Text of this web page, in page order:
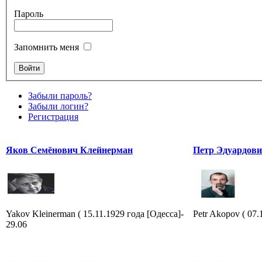
Пароль
Запомнить меня
Забыли пароль?
Забыли логин?
Регистрация
Яков Семёнович Клейнерман
Yakov Kleinerman ( 15.11.1929 года [Одесса]-
29.06
Петр
Petr Akopov (